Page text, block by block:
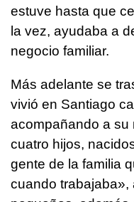
estuve hasta que
la vez, ayudaba a
negocio familiar.
Más adelante se
vivió en Santiago
acompañando a su
cuatro hijos,
gente de la familia
cuando trabajaba»,